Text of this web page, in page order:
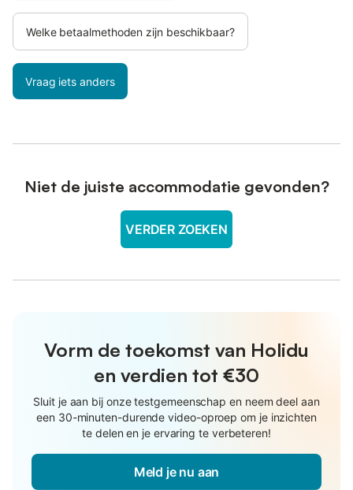
Welke betaalmethoden zijn beschikbaar?
Vraag iets anders
Niet de juiste accommodatie gevonden?
VERDER ZOEKEN
Vorm de toekomst van Holidu
en verdien tot €30
Sluit je aan bij onze testgemeenschap en neem deel aan
een 30-minuten-durende video-oproep om je inzichten
te delen en je ervaring te verbeteren!
Meld je nu aan